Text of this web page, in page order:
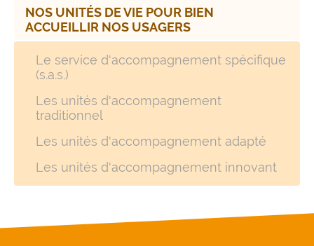
NOS UNITÉS DE VIE POUR BIEN
ACCUEILLIR NOS USAGERS
Le service d'accompagnement spécifique
(s.a.s.)
Les unités d'accompagnement
traditionnel
Les unités d'accompagnement adapté
Les unités d'accompagnement innovant